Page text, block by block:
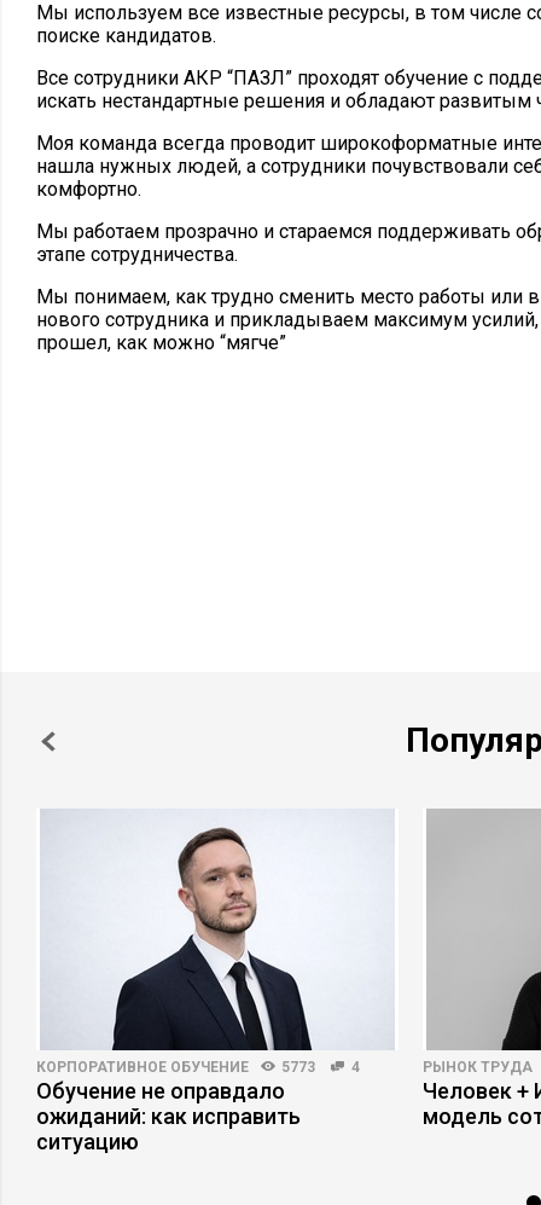
Мы используем все известные ресурсы, в том числе
поиске кандидатов.
Все сотрудники АКР “ПАЗЛ” проходят обучение с
искать нестандартные решения и обладают развитым
Моя команда всегда проводит широкоформатные
нашла нужных людей, а сотрудники почувствовали
комфортно.
Мы работаем прозрачно и стараемся поддерживать
этапе сотрудничества.
Мы понимаем, как трудно сменить место работы или
нового сотрудника и прикладываем максимум усилий,
прошел, как можно “мягче”
КОРПОРАТИВНОЕ ОБУЧЕНИЕ 5773 4
Обучение не оправдало
ожиданий: как исправить
ситуацию
РЫНОК ТРУДА
Человек +
модель